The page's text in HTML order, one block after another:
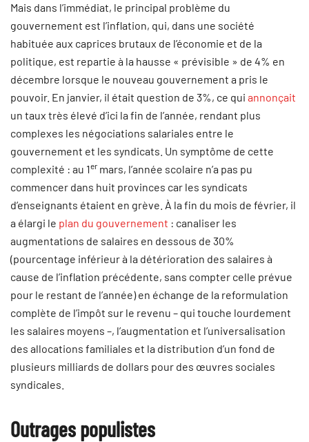
Mais dans l’immédiat, le principal problème du
gouvernement est l’inflation, qui, dans une société
habituée aux caprices brutaux de l’économie et de la
politique, est repartie à la hausse « prévisible » de 4% en
décembre lorsque le nouveau gouvernement a pris le
pouvoir. En janvier, il était question de 3%, ce qui annonçait
un taux très élevé d’ici la fin de l’année, rendant plus
complexes les négociations salariales entre le
gouvernement et les syndicats. Un symptôme de cette
complexité : au 1er mars, l’année scolaire n’a pas pu
commencer dans huit provinces car les syndicats
d’enseignants étaient en grève. À la fin du mois de février, il
a élargi le plan du gouvernement : canaliser les
augmentations de salaires en dessous de 30%
(pourcentage inférieur à la détérioration des salaires à
cause de l’inflation précédente, sans compter celle prévue
pour le restant de l’année) en échange de la reformulation
complète de l’impôt sur le revenu – qui touche lourdement
les salaires moyens –, l’augmentation et l’universalisation
des allocations familiales et la distribution d’un fond de
plusieurs milliards de dollars pour des œuvres sociales
syndicales.
Outrages populistes